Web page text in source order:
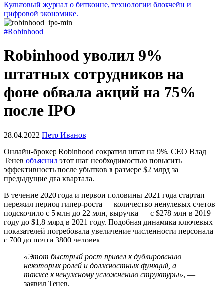
Культовый журнал о биткоине, технологии блокчейн и
цифровой экономике.
#Robinhood
Robinhood уволил 9%
штатных сотрудников на
фоне обвала акций на 75%
после IPO
28.04.2022 Петр Иванов
Онлайн-брокер Robinhood сократил штат на 9%. CEO Влад
Тенев объяснил этот шаг необходимостью повысить
эффективность после убытков в размере $2 млрд за
предыдущие два квартала.
В течение 2020 года и первой половины 2021 года стартап
пережил период гипер-роста — количество ненулевых счетов
подскочило с 5 млн до 22 млн, выручка — с $278 млн в 2019
году до $1,8 млрд в 2021 году. Подобная динамика ключевых
показателей потребовала увеличение численности персонала
с 700 до почти 3800 человек.
«Этот быстрый рост привел к дублированию
некоторых ролей и должностных функций, а
также к ненужному усложнению структуры», —
заявил Тенев.